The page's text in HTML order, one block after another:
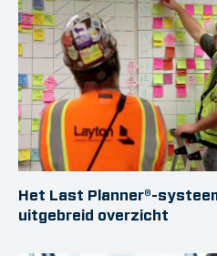
Het Last Planner®-
uitgebreid overzicht